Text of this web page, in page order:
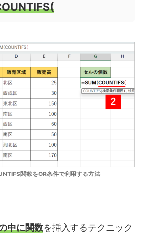
関数をOR条件で利用する方法
中に関数を挿入するテクニック